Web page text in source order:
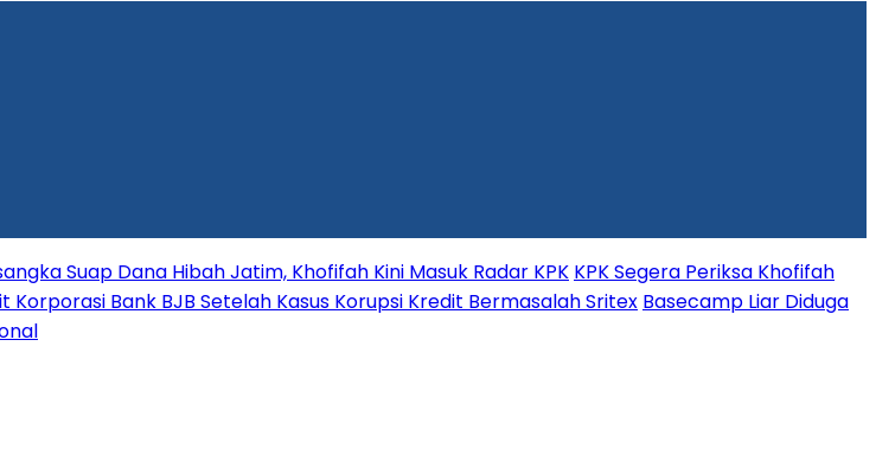
Suap Dana Hibah Jatim, Khofifah Kini Masuk Radar KPK KPK Segera Periksa Khofifah
Korporasi Bank BJB Setelah Kasus Korupsi Kredit Bermasalah Sritex Basecamp Liar Diduga